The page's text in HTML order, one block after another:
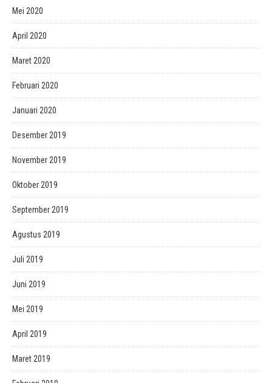
Mei 2020
April 2020
Maret 2020
Februari 2020
Januari 2020
Desember 2019
November 2019
Oktober 2019
September 2019
Agustus 2019
Juli 2019
Juni 2019
Mei 2019
April 2019
Maret 2019